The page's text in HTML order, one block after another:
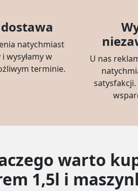
natychmiast
wysyłamy w
terminie.
U nas
warto
1,5l i